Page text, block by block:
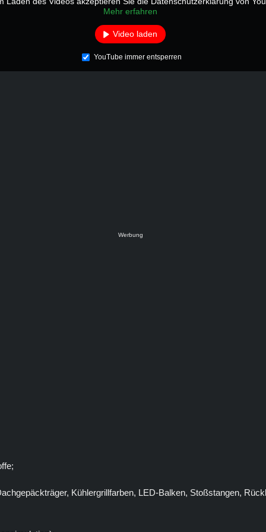
Mehr erfahren
Video laden
YouTube immer entsperren
Werbung
Kühlergrillfarben, LED-Balken, Stoßstangen,